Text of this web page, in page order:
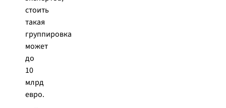
стоить
такая
группировка
может
до
10
млрд
евро.